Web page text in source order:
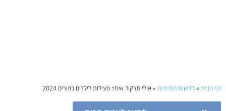
דף הבית»חדשות התיירות» אולי תרקוד איתי: פעילות לילדים בפורים 2024